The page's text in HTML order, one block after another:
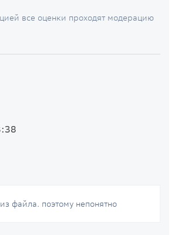
все оценки проходят модерацию
файла. поэтому непонятно